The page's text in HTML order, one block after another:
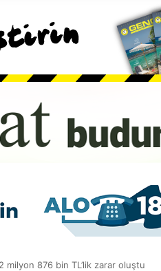
milyon 876 bin TL’lik zarar oluştu